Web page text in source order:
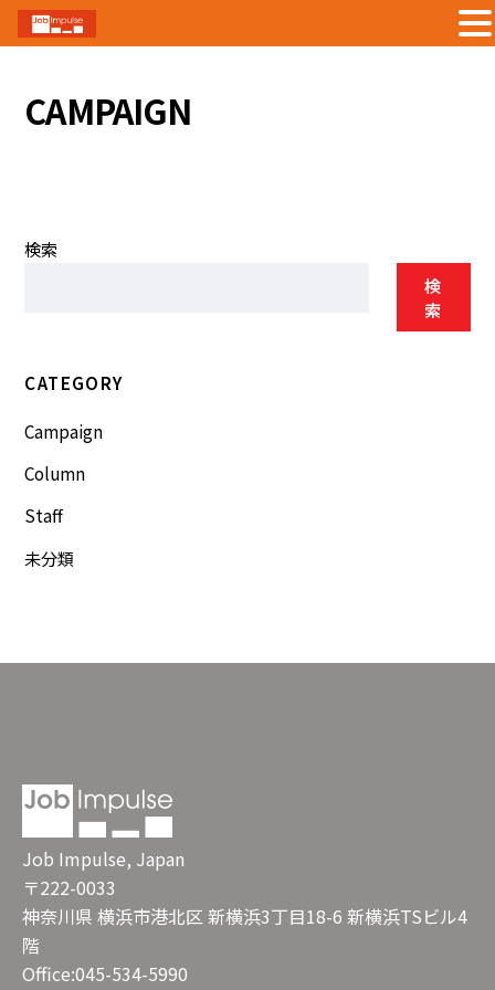
content
CAMPAIGN
検索
検
索
CATEGORY
Campaign
Column
Staff
未分類
Job Impulse, Japan
〒222-0033
神奈川県 横浜市港北区 新横浜3丁目18-6 新横浜TSビル4
階
Office:045-534-5990